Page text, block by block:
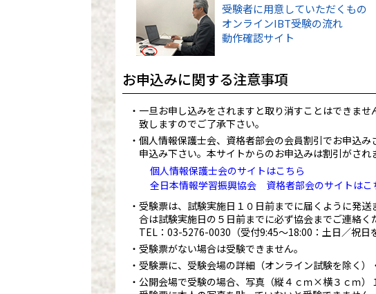
受験者に用意していただくもの
オンラインIBT受験の流れ
動作確認サイト
お申込みに関する注意事項
一旦お申し込みをされますと取り消すことはできま
致しますのでご了承下さい。
個人情報保護士会、資格者部会の会員割引でお申込
申込み下さい。本サイトからのお申込みは割引がされ
個人情報保護士会のサイトはこちら
全日本情報学習振興協会 資格者部会のサイトはこ
受験票は、試験実施日１０日前までに届くように発
合は試験実施日の５日前までに必ず協会までご連絡く
TEL： 03-5276-0030 （受付9:45～18:00：土日／祝日
受験票がない場合は受験できません。
受験票に、受験会場の詳細（オンライン試験を除く）
公開会場で受験の場合、写真（縦４ｃｍ×横３ｃｍ）